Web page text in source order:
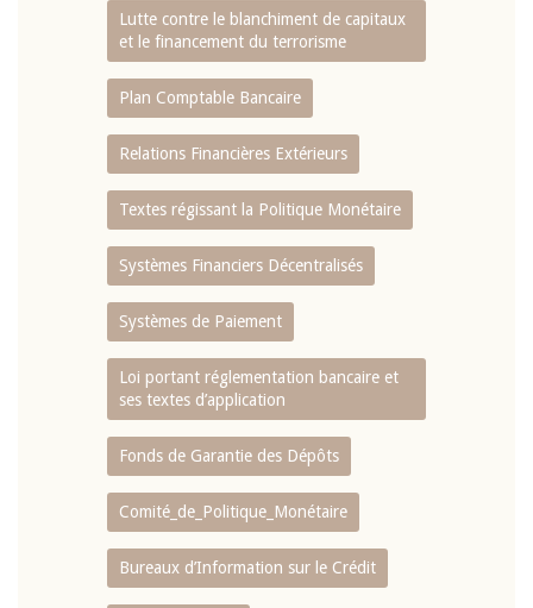
Lutte contre le blanchiment de capitaux
et le financement du terrorisme
Plan Comptable Bancaire
Relations Financières Extérieurs
Textes régissant la Politique Monétaire
Systèmes Financiers Décentralisés
Systèmes de Paiement
Loi portant réglementation bancaire et
ses textes d’application
Fonds de Garantie des Dépôts
Comité_de_Politique_Monétaire
Bureaux d’Information sur le Crédit